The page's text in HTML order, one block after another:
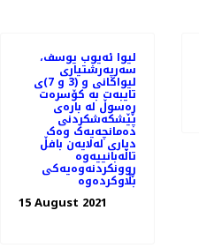
لیوا ئەیوب یوسف،
سەرپەرشتیاری
لیواکانی و (3 و 7)ی
تایبەت بە کۆسرەت
ڕەسوڵ لە بارەی
پێشکەشکردنی
دەمانچەیەک وەک
دیاری لەلایەن بافڵ
تاڵەبانییەوە
ڕوونکردنەوەیەکی
بڵاوکردەوە
15 August 2021